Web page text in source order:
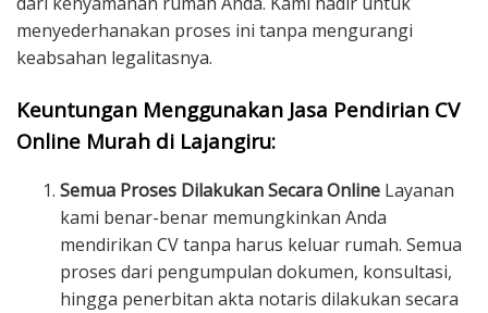
menyederhanakan proses ini tanpa mengurangi
keabsahan legalitasnya.
Keuntungan Menggunakan Jasa Pendirian CV
Online Murah di Lajangiru:
Semua Proses Dilakukan Secara Online Layanan
kami benar-benar memungkinkan Anda
mendirikan CV tanpa harus keluar rumah. Semua
proses dari pengumpulan dokumen, konsultasi,
hingga penerbitan akta notaris dilakukan secara